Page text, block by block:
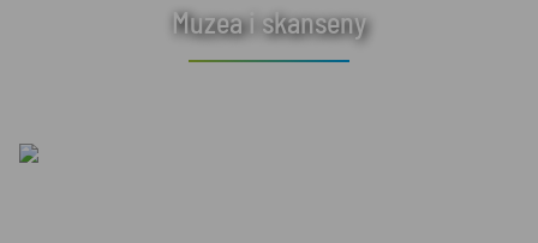
Muzea i skanseny